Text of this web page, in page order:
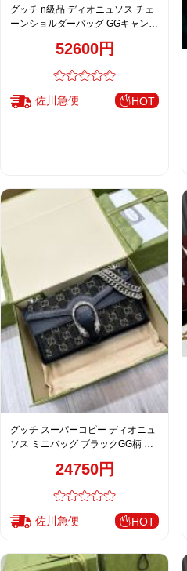
グッチ n級品 ディオニュソス チェ
ーンショルダーバッグ GGキャンバ
52600円
佐川急便 HOT
グッチ スーパーコピー ディオニュ
ソス ミニバッグ ブラックGG柄 チ
24750円
佐川急便 HOT